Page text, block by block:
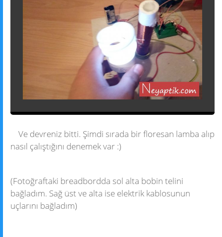
Ve devreniz bitti. Şimdi sırada bir floresan lamba alıp
nasıl çalıştığını denemek var :)
(Fotoğraftaki breadbordda sol alta bobin telini
bağladım. Sağ üst ve alta ise elektrik kablosunun
uçlarını bağladım)